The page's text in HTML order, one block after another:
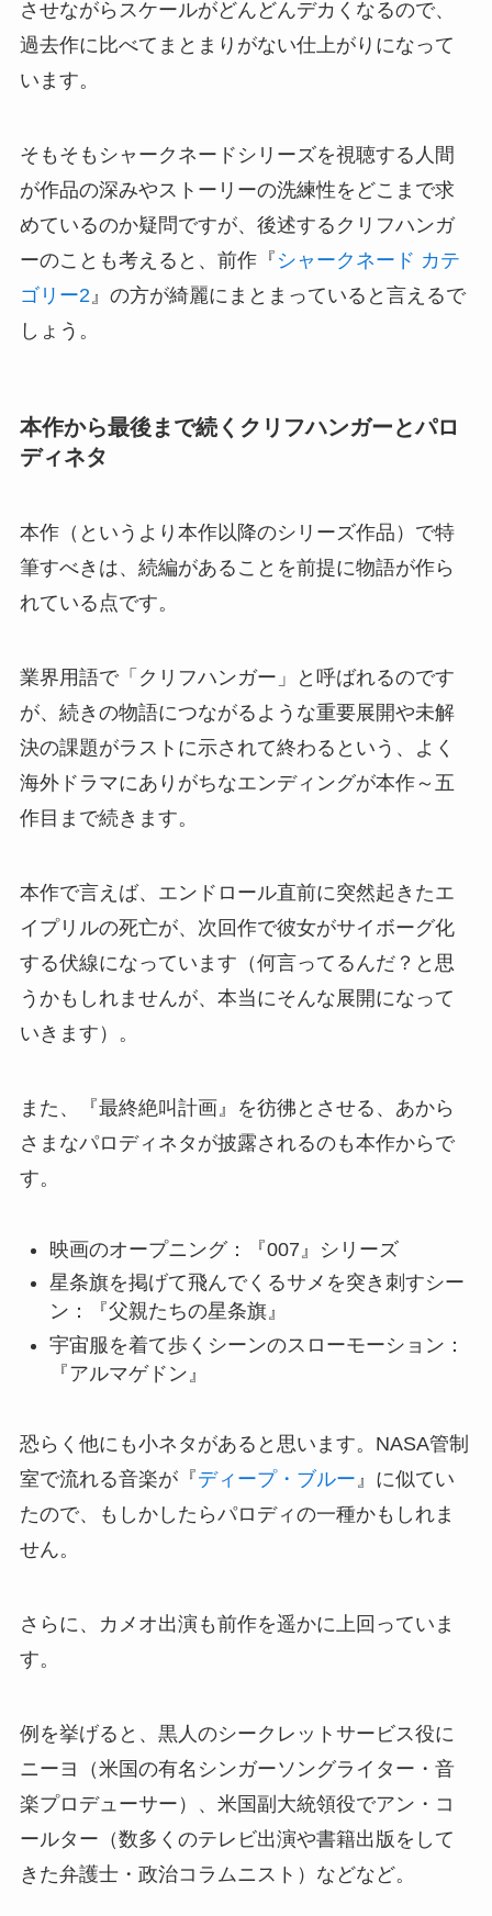
させながらスケールがどんどんデカくなるので、
過去作に比べてまとまりがない仕上がりになって
います。
そもそもシャークネードシリーズを視聴する人間
が作品の深みやストーリーの洗練性をどこまで求
めているのか疑問ですが、後述するクリフハンガ
ーのことも考えると、前作『 シャークネード カテ
ゴリー2 』の方が綺麗にまとまっていると言えるで
しょう。
本作から最後まで続くクリフハンガーとパロ
ディネタ
本作（というより本作以降のシリーズ作品）で特
筆すべきは、続編があることを前提に物語が作ら
れている点です。
業界用語で「クリフハンガー」と呼ばれるのです
が、続きの物語につながるような重要展開や未解
決の課題がラストに示されて終わるという、よく
海外ドラマにありがちなエンディングが本作～五
作目まで続きます。
本作で言えば、エンドロール直前に突然起きたエ
イプリルの死亡が、次回作で彼女がサイボーグ化
する伏線になっています（何言ってるんだ？と思
うかもしれませんが、本当にそんな展開になって
いきます）。
また、『最終絶叫計画』を彷彿とさせる、あから
さまなパロディネタが披露されるのも本作からで
す。
映画のオープニング：『007』シリーズ
星条旗を掲げて飛んでくるサメを突き刺すシー
ン：『父親たちの星条旗』
宇宙服を着て歩くシーンのスローモーション：
『アルマゲドン』
恐らく他にも小ネタがあると思います。NASA管制
室で流れる音楽が『ディープ・ブルー』に似てい
たので、もしかしたらパロディの一種かもしれま
せん。
さらに、カメオ出演も前作を遥かに上回っていま
す。
例を挙げると、黒人のシークレットサービス役に
ニーヨ（米国の有名シンガーソングライター・音
楽プロデューサー）、米国副大統領役でアン・コ
ールター（数多くのテレビ出演や書籍出版をして
きた弁護士・政治コラムニスト）などなど。